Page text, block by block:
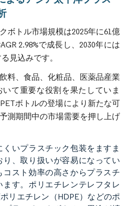
ボトル市場規模は2025年に61億
2.98%で成長し、2030年には
見込みです。
料、食品、化粧品、医薬品産業
て重要な役割を果たしていま
ボトルの登場により新たな可
測期間中の市場需要を押し上げ
いプラスチック包装をますま
、取り扱いが容易になってい
コスト効率の高さからプラスチ
ます。ポリエチレンテレフタレ
リエチレン（HDPE）などのポ